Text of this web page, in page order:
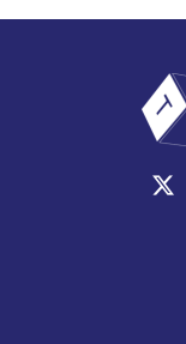
o er sA
p
p